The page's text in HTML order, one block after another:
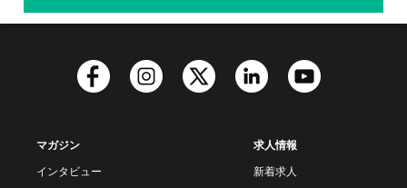
マガジン
インタビュー
求人情報
新着求人